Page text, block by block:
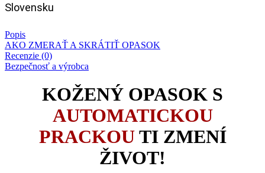
Slovensku
Popis
AKO ZMERAŤ A SKRÁTIŤ OPASOK
Recenzie (0)
Bezpečnosť a výrobca
KOŽENÝ OPASOK S
AUTOMATICKOU
PRACKOUTI ZMENÍ
ŽIVOT!